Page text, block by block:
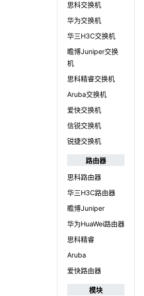
思科交换机
华为交换机
华三H3C交换机
瞻博Juniper交换
机
思科精睿交换机
Aruba交换机
爱快交换机
信锐交换机
锐捷交换机
路由器
思科路由器
华三H3C路由器
瞻博Juniper
华为HuaWei路由器
思科精睿
Aruba
爱快路由器
模块